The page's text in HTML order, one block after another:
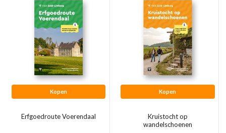
Kopen
Erfgoedroute Voerendaal
Kopen
Kruistocht op
wandelschoenen